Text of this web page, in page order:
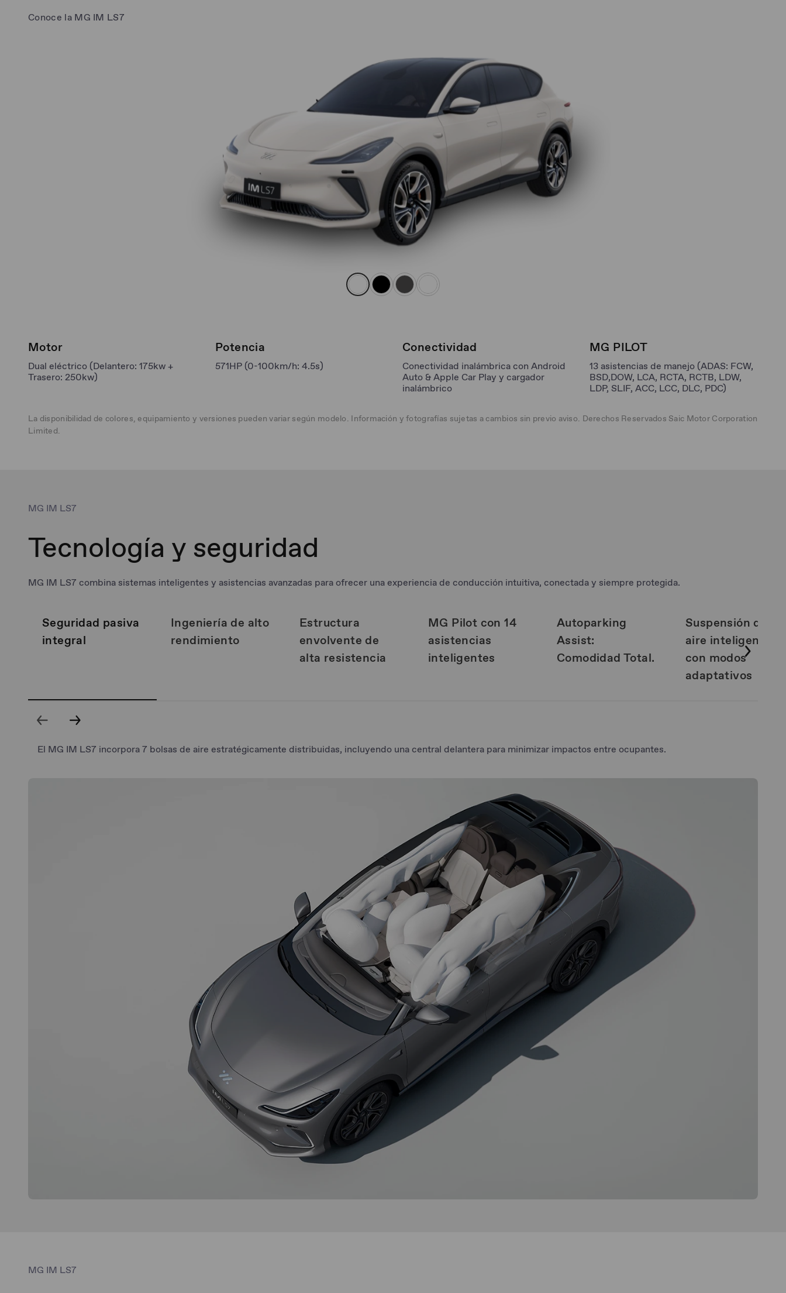
Conoce la MG IM LS7
Motor
Dual eléctrico (Delantero: 175kw +
Trasero: 250kw)
Potencia
571HP (0-100km/h: 4.5s)
Conectividad
Conectividad inalámbrica con Android
Auto & Apple Car Play y cargador
inalámbrico
MG PILOT
13 asistencias de manejo (ADAS: FCW,
BSD,DOW, LCA, RCTA, RCTB, LDW,
LDP, SLIF, ACC, LCC, DLC, PDC)
La disponibilidad de colores, equipamiento y versiones pueden variar según modelo. Información y fotografías sujetas a cambios sin previo aviso. Derechos Reservados Saic Motor Corporation
Limited.
MG IM LS7
Tecnología y seguridad
MG IM LS7 combina sistemas inteligentes y asistencias avanzadas para ofrecer una experiencia de conducción intuitiva, conectada y siempre protegida.
Seguridad pasiva
integral
Ingeniería de alto
rendimiento
Estructura
envolvente de
alta resistencia
MG Pilot con 14
asistencias
inteligentes
Autoparking
Assist:
Comodidad Total.
Suspensión de
aire inteligente
con modos
adaptativos
El MG IM LS7 incorpora 7 bolsas de aire estratégicamente distribuidas, incluyendo una central delantera para minimizar impactos entre ocupantes.
MG IM LS7